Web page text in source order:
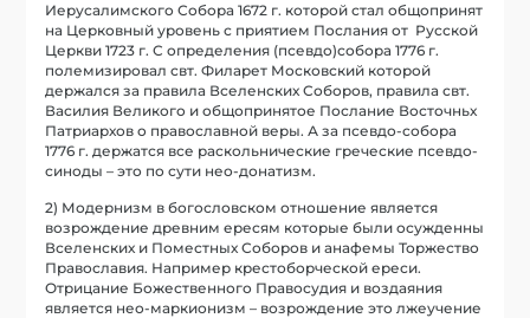
Иерусалимского Собора 1672 г. которой стал общопринят
на Церковный уровень с приятием Послания от Русской
Церкви 1723 г. С определения (псевдо)собора 1776 г.
полемизировал свт. Филарет Московский которой
держался за правила Вселенских Соборов, правила свт.
Василия Великого и общопринятое Послание Восточньх
Патриархов о православной веры. А за псевдо-собора
1776 г. держатся все раскольнические греческие псевдо-
синоды – это по сути нео-донатизм.
2) Модернизм в богословском отношение является
возрождение древним ересям которые были осужденны
Вселенских и Поместных Соборов и анафемы Торжество
Православия. Например крестоборческой ереси.
Отрицание Божественного Правосудия и воздаяния
является нео-маркионизм – возрождение это лжеучение